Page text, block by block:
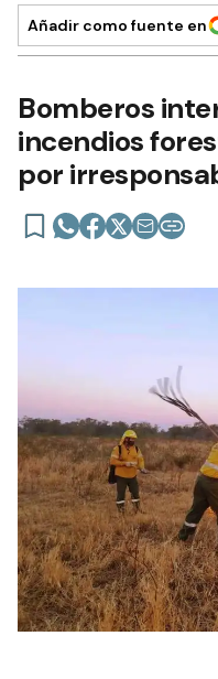
Añadir como fuente en
Bomberos
incendios
por